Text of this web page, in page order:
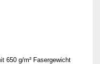
650 g/m² Fasergewicht